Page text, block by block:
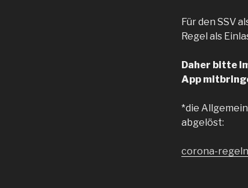
Für den SSV
Regel als
Daher bitte
App
*die
abgelöst:
corona-